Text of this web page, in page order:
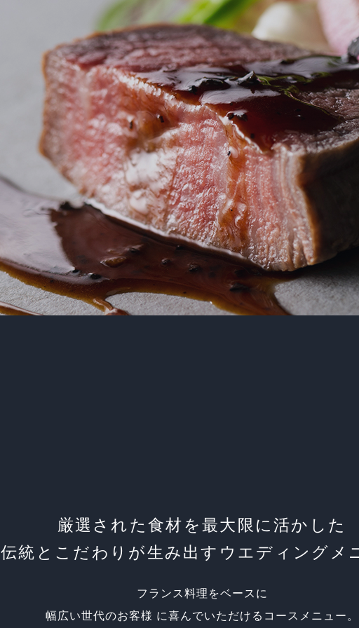
厳選された食材を最大限に活かした
伝統とこだわりが生み出す ウエディングメ
フランス料理をベースに
幅広い世代のお客様 に喜んでいただける コースメニュー。